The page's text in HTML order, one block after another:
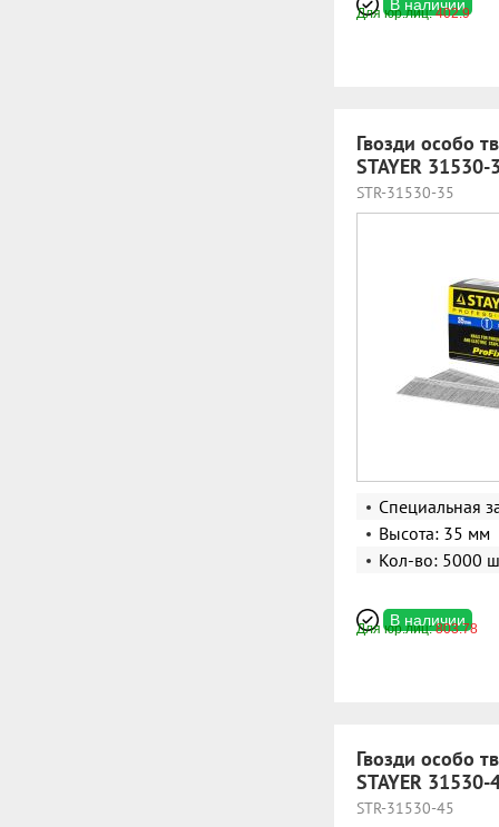
В наличии
Для юр.лиц:402.9
Гвозди особо
STAYER 31530-
STR-31530-35
Специальная
Высота: 35 мм
Кол-во: 5000
В наличии
Для юр.лиц:803.78
Гвозди особо
STAYER 31530-
STR-31530-45